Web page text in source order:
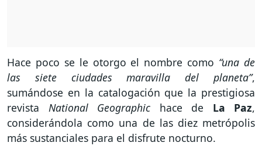
Hace poco se le otorgo el nombre como “una de
las siete ciudades maravilla del planeta”,
sumándose en la catalogación que la prestigiosa
revista National Geographic hace de La Paz,
considerándola como una de las diez metrópolis
más sustanciales para el disfrute nocturno.